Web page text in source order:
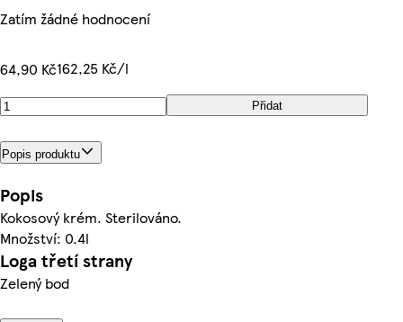
Zatím žádné hodnocení
64,90 Kč162,25 Kč/l
Přidat
Popis produktu
Popis
Kokosový krém. Sterilováno.
Množství: 0.4l
Loga třetí strany
Zelený bod